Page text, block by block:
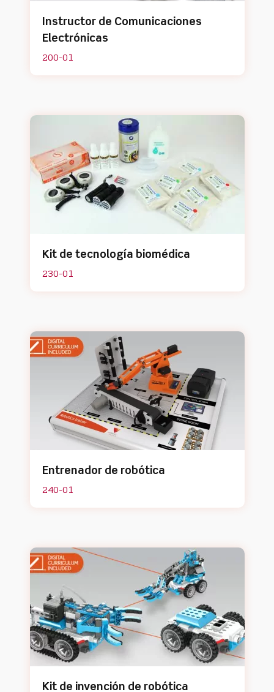
Instructor de Comunicaciones
Electrónicas
200-01
Kit de tecnología biomédica
230-01
Entrenador de robótica
240-01
Kit de invención de robótica